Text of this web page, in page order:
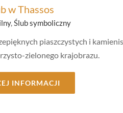
w Thassos
,Ślub symboliczny
piaszczystych i
zielonego krajobrazu.
INFORMACJI